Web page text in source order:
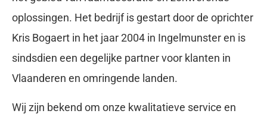
oplossingen. Het bedrijf is gestart door de oprichter
Kris Bogaert in het jaar 2004 in Ingelmunster en is
sindsdien een degelijke partner voor klanten in
Vlaanderen en omringende landen.
Wij zijn bekend om onze kwalitatieve service en